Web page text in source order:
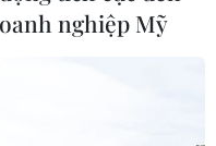
mạng
nghiệp Mỹ